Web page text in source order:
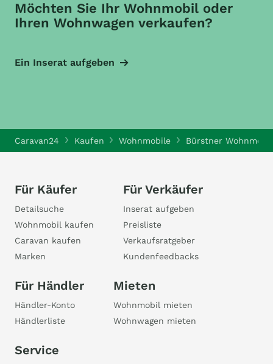
Möchten Sie Ihr Wohnmobil oder
Ihren Wohnwagen verkaufen?
Ein Inserat aufgeben
Caravan24 Kaufen Wohnmobile Bürstner
Für Käufer
Detailsuche
Wohnmobil kaufen
Caravan kaufen
Marken
Für Verkäufer
Inserat aufgeben
Preisliste
Verkaufsratgeber
Kundenfeedbacks
Für Händler
Händler-Konto
Händlerliste
Mieten
Wohnmobil mieten
Wohnwagen mieten
Service